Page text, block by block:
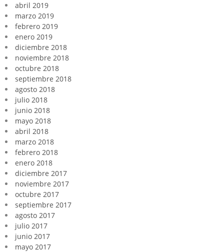
abril 2019
marzo 2019
febrero 2019
enero 2019
diciembre 2018
noviembre 2018
octubre 2018
septiembre 2018
agosto 2018
julio 2018
junio 2018
mayo 2018
abril 2018
marzo 2018
febrero 2018
enero 2018
diciembre 2017
noviembre 2017
octubre 2017
septiembre 2017
agosto 2017
julio 2017
junio 2017
mayo 2017